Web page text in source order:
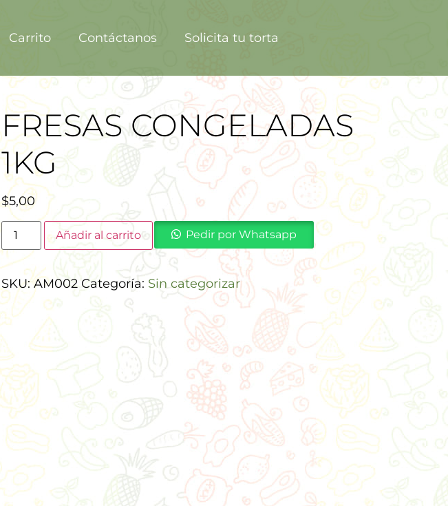
Carrito Contáctanos Solicita tu torta
FRESAS CONGELADAS
1KG
$5,00
Añadir al carrito Pedir por Whatsapp
SKU:AM002 Categoría: Sin categorizar